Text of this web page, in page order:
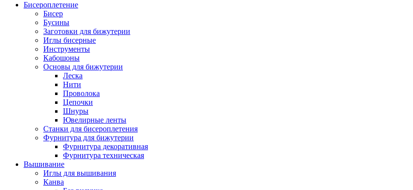
Бисероплетение
Бисер
Бусины
Заготовки для бижутерии
Иглы бисерные
Инструменты
Кабошоны
Основы для бижутерии
Леска
Нити
Проволока
Цепочки
Шнуры
Ювелирные ленты
Станки для бисероплетения
Фурнитура для бижутерии
Фурнитура декоративная
Фурнитура техническая
Вышивание
Иглы для вышивания
Канва